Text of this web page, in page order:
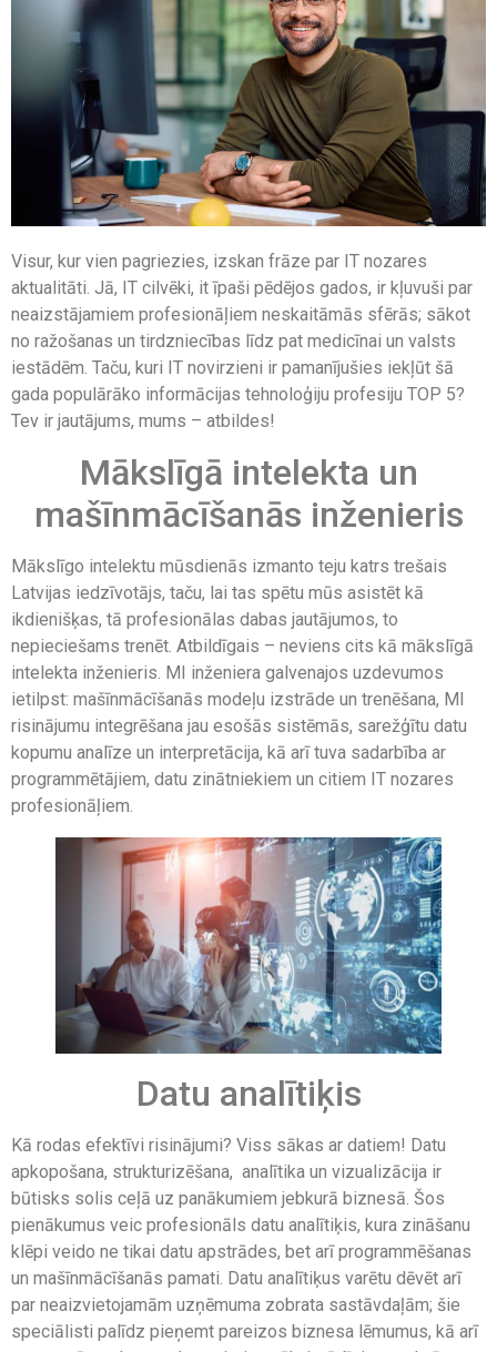
Visur, kur vien pagriezies, izskan frāze par IT nozares
aktualitāti. Jā, IT cilvēki, it īpaši pēdējos gados, ir kļuvuši par
neaizstājamiem profesionāļiem neskaitāmās sfērās; sākot
no ražošanas un tirdzniecības līdz pat medicīnai un valsts
iestādēm. Taču, kuri IT novirzieni ir pamanījušies iekļūt šā
gada populārāko informācijas tehnoloģiju profesiju TOP 5?
Tev ir jautājums, mums – atbildes!
Mākslīgā intelekta un
mašīnmācīšanās inženieris
Mākslīgo intelektu mūsdienās izmanto teju katrs trešais
Latvijas iedzīvotājs, taču, lai tas spētu mūs asistēt kā
ikdienišķas, tā profesionālas dabas jautājumos, to
nepieciešams trenēt. Atbildīgais – neviens cits kā mākslīgā
intelekta inženieris. MI inženiera galvenajos uzdevumos
ietilpst: mašīnmācīšanās modeļu izstrāde un trenēšana, MI
risinājumu integrēšana jau esošās sistēmās, sarežģītu datu
kopumu analīze un interpretācija, kā arī tuva sadarbība ar
programmētājiem, datu zinātniekiem un citiem IT nozares
profesionāļiem.
Datu analītiķis
Kā rodas efektīvi risinājumi? Viss sākas ar datiem! Datu
apkopošana, strukturizēšana, analītika un vizualizācija ir
būtisks solis ceļā uz panākumiem jebkurā biznesā. Šos
pienākumus veic profesionāls datu analītiķis, kura zināšanu
klēpi veido ne tikai datu apstrādes, bet arī programmēšanas
un mašīnmācīšanās pamati. Datu analītiķus varētu dēvēt arī
par neaizvietojamām uzņēmuma zobrata sastāvdaļām; šie
speciālisti palīdz pieņemt pareizos biznesa lēmumus, kā arī